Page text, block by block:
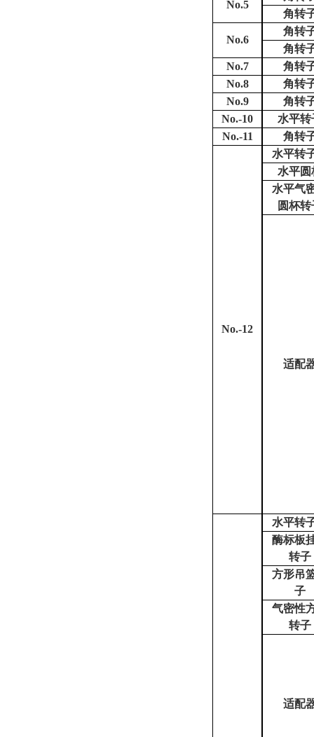
No.5
角转
No.6
角转
角转
No.7
角转
No.8
角转
No.9
角转
No.-10
水平转
No.-11
角转
No.-12
水平转
水平圆
水平气
圆杯转
适配
水平转
酶标板
转子
方形吊
子
气密性
转子
适配